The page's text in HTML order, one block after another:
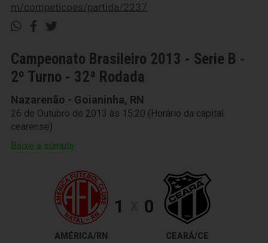
m/competicoes/partida/2237
Campeonato Brasileiro 2013 - Serie B -
2º Turno - 32ª Rodada
Nazarenão - Goianinha, RN
26 de Outubro de 2013 às 15:20 (Horário da capital
cearense)
Baixe a súmula
AMÉRICA/RN
1 0
CEARÁ/CE